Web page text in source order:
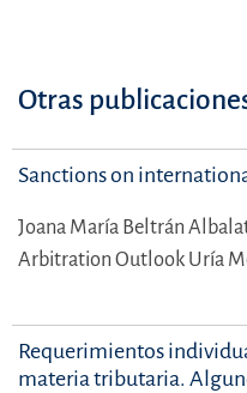
Otras
Sanctions on
Joana María Beltrán
Arbitration Outlook Uría
Requerimientos
materia tributaria.